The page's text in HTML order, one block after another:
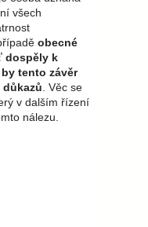
všech
obecné
dospěly k
tento závěr
. Věc se
v dalším řízení
nálezu.